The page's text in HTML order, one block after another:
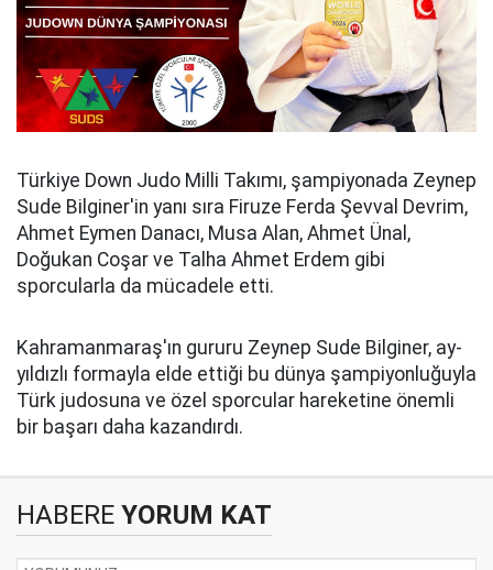
Türkiye Down Judo Milli Takımı, şampiyonada Zeynep
Sude Bilginer'in yanı sıra Firuze Ferda Şevval Devrim,
Ahmet Eymen Danacı, Musa Alan, Ahmet Ünal,
Doğukan Coşar ve Talha Ahmet Erdem gibi
sporcularla da mücadele etti.
Kahramanmaraş'ın gururu Zeynep Sude Bilginer, ay-
yıldızlı formayla elde ettiği bu dünya şampiyonluğuyla
Türk judosuna ve özel sporcular hareketine önemli
bir başarı daha kazandırdı.
HABERE YORUM KAT